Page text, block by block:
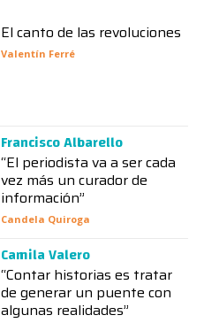
El canto de las revoluciones
Valentín Ferré
Francisco Albarello
“El periodista va a ser cada
vez más un curador de
información”
Candela Quiroga
Camila Valero
“Contar historias es tratar
de generar un puente con
algunas realidades”